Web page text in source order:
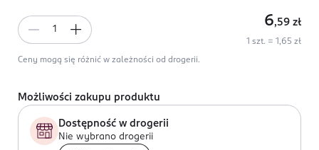
6,59 zł
1 szt. = 1,65 zł
Ceny mogą się różnić w zależności od drogerii.
Możliwości zakupu produktu
Dostępność w drogerii
Nie wybrano drogerii